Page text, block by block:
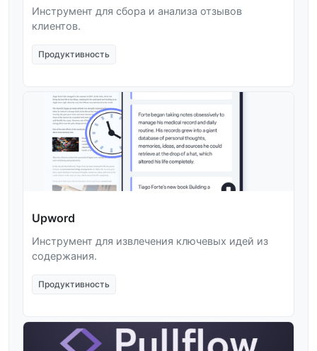
Инструмент для сбора и анализа отзывов
клиентов.
Продуктивность
Upword
Инструмент для извлечения ключевых идей из
содержания.
Продуктивность